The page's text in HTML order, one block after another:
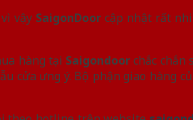
vậy SaigonDoorcập nhật rất
hàng tại Saigondoorchắc chắn
cửa ưng ý. Bộ phận giao hàng